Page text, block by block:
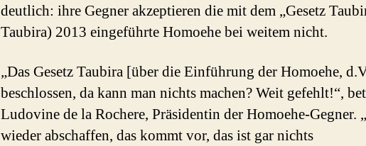
deutlich: ihre Gegner akzeptieren die mit dem „Gesetz
Taubira) 2013 eingeführte Homoehe bei weitem nicht.
„Das Gesetz Taubira [über die Einführung der Homoehe,
beschlossen, da kann man nichts machen? Weit gefehlt!“,
Ludovine de la Rochere, Präsidentin der Homoehe-Gegner.
wieder abschaffen, das kommt vor, das ist gar nichts